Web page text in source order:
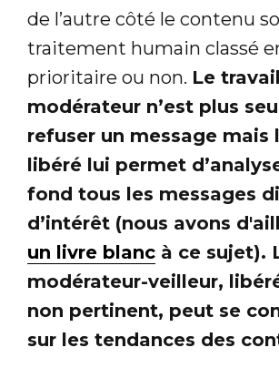
de l’autre côté le contenu
traitement humain classé
prioritaire ou non. Le
modérateur n’est plus
refuser un message mais
libéré lui permet
fond tous les messages
d’intérêt (nous avons
un livre blanc à ce sujet).
modérateur-veilleur,
non pertinent, peut se
sur les tendances des